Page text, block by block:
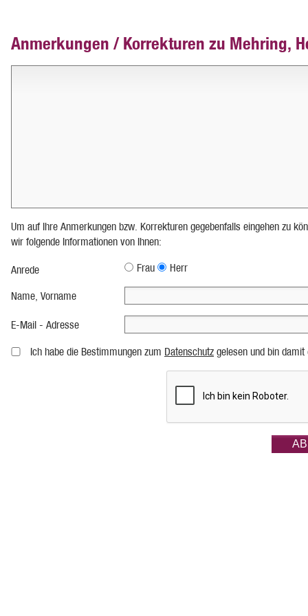
Anmerkungen / Korrekturen zu Mehring,
Um auf Ihre Anmerkungen bzw. Korrekturen gegebenfalls eingehen zu
wir folgende Informationen von Ihnen:
Anrede Frau Herr
Name, Vorname
E-Mail - Adresse
Ich habe die Bestimmungen zum Datenschutz gelesen und bin